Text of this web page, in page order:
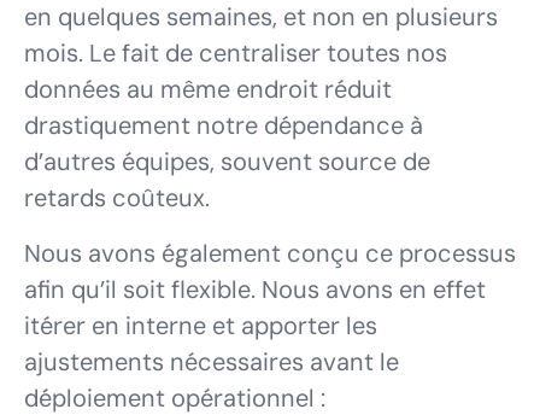
en quelques semaines, et non en plusieurs
mois. Le fait de centraliser toutes nos
données au même endroit réduit
drastiquement notre dépendance à
d’autres équipes, souvent source de
retards coûteux.
Nous avons également conçu ce processus
afin qu’il soit flexible. Nous avons en effet
itérer en interne et apporter les
ajustements nécessaires avant le
déploiement opérationnel :